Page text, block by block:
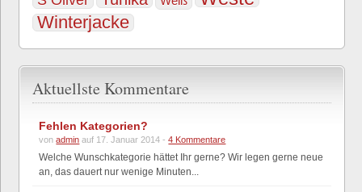
Winterjacke
Aktuellste Kommentare
Fehlen Kategorien?
vonadmin auf 17. Januar 2014 -4 Kommentare
Welche Wunschkategorie hättet Ihr gerne? Wir legen gerne neue
an, das dauert nur wenige Minuten...